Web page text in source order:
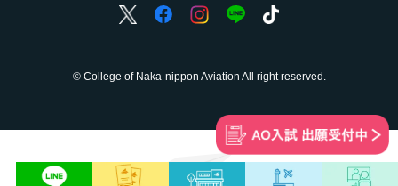
© College of Naka-nippon Aviation All right reserved.
空にわくわく、 未来にどきどき。